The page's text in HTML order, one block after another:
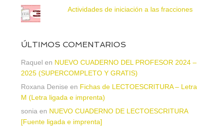
Actividades de iniciación a las fracciones
ÚLTIMOS COMENTARIOS
Raquel en NUEVO CUADERNO DEL PROFESOR 2024 –
2025 (SUPERCOMPLETO Y GRATIS)
Roxana Denise en Fichas de LECTOESCRITURA – Letra
M (Letra ligada e imprenta)
sonia en NUEVO CUADERNO DE LECTOESCRITURA
[Fuente ligada e imprenta]